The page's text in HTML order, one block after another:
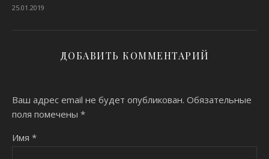
25.01.2019
ДОБАВИТЬ КОММЕНТАРИЙ
Ваш адрес email не будет опубликован. Обязательные
поля помечены *
Имя *